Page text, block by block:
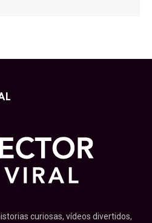
curiosas, vídeos divertidos,